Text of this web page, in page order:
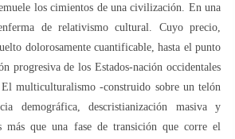
los cimientos de una civilización. En una
de relativismo cultural. Cuyo precio,
dolorosamente cuantificable, hasta el punto
progresiva de los Estados-nación occidentales
multiculturalismo -construido sobre un telón
demográfica, descristianización masiva y
más que una fase de transición que corre el